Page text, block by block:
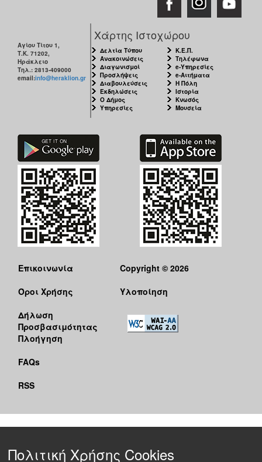
Αγίου Τίτου 1,
Τ.Κ. 71202,
Ηράκλειο
Τηλ.: 2813-409000
email:info@heraklion.gr
Χάρτης Ιστοχώρου
Δελτία Τύπου
Ανακοινώσεις
Διαγωνισμοί
Προσλήψεις
Διαβουλεύσεις
Εκδηλώσεις
Ο Δήμος
Υπηρεσίες
Κ.Ε.Π.
Τηλέφωνα
e-Υπηρεσίες
e-Αιτήματα
Η Πόλη
Ιστορία
Κνωσός
Μουσεία
Επικοινωνία
Όροι Χρήσης
Δήλωση
Προσβασιμότητας
Πλοήγηση
FAQs
RSS
Copyright © 2026
Υλοποίηση
Πολιτική Χρήσης Cookies